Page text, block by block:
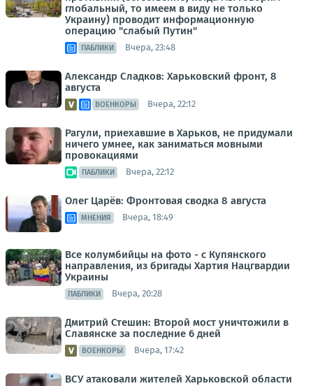
глобальный, то имеем в виду не только
Украину) проводит информационную
операцию "слабый Путин"
ПАБЛИКИ Вчера, 23:48
Александр Сладков: Харьковский фронт, 8
августа
ВОЕНКОРЫ Вчера, 22:12
Рагули, приехавшие в Харьков, не придумали
ничего умнее, как заниматься мовными
провокациями
ПАБЛИКИ Вчера, 22:12
Олег Царёв: Фронтовая сводка 8 августа
МНЕНИЯ Вчера, 18:49
Все колумбийцы на фото - с Купянского
направления, из бригады Хартия Нацгвардии
Украины
ПАБЛИКИ Вчера, 20:28
Дмитрий Стешин: Второй мост уничтожили в
Славянске за последние 6 дней
ВОЕНКОРЫ Вчера, 17:42
ВСУ атаковали жителей Харьковской области